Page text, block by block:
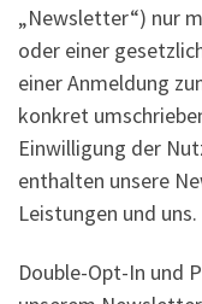
„Newsletter“) nur
oder einer
einer Anmeldung
konkret
Einwilligung der
enthalten unsere
Leistungen und uns.
Double-Opt-In und